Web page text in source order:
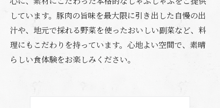
しています。豚肉の旨味を最大限に引き出した自慢の出
汁や、地元で採れる野菜を使ったおいしい副菜など、料
理にもこだわりを持っています。心地よい空間で、素晴
らしい食体験をお楽しみください。